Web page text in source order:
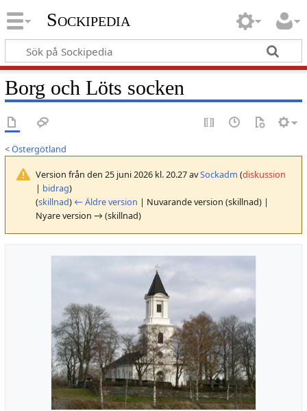
Sockipedia
Borg och Löts socken
<Östergötland
Version från den 25 juni 2026 kl. 20.27 avSockadm (diskussion
| bidrag)
(skillnad) ← Äldre version | Nuvarande version (skillnad) |
Nyare version → (skillnad)